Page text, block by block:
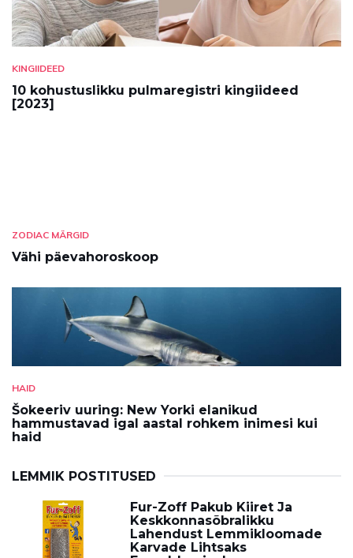
KINGIIDEED
10 kohustuslikku pulmaregistri kingiideed
[2023]
ZODIAC MÄRGID
Vähi päevahoroskoop
HAID
Šokeeriv uuring: New Yorki elanikud
hammustavad igal aastal rohkem inimesi kui
haid
LEMMIK POSTITUSED
Fur-Zoff Pakub Kiiret Ja
Keskkonnasõbralikku
Lahendust Lemmikloomade
Karvade Lihtsaks